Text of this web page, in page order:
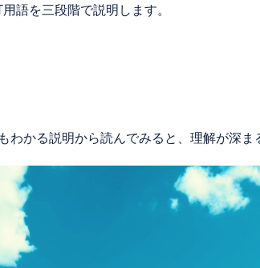
語を三段階で説明します。
わかる説明から読んでみると、理解が深ま